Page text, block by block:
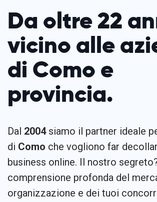
Da oltre 22
vicino alle
di Como e
provincia.
Dal 2004siamo il partner ideale
di Como che vogliono far
business online. Il nostro
comprensione profonda del
organizzazione e dei tuoi